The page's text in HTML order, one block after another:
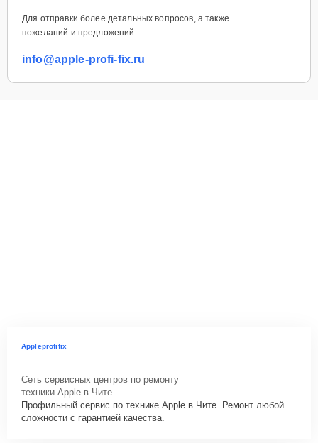
Для отправки более детальных вопросов, а также
пожеланий и предложений
info@apple-profi-fix.ru
Appleprofifix
Сеть сервисных центров по ремонту
техники Apple в Чите.
Профильный сервис по технике Apple в Чите. Ремонт любой
сложности с гарантией качества.